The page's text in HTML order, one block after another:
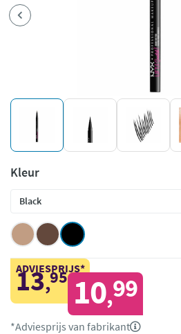
Kleur
ADVIESPRIJS*
13,95 10,99
*Adviesprijs van fabrikant